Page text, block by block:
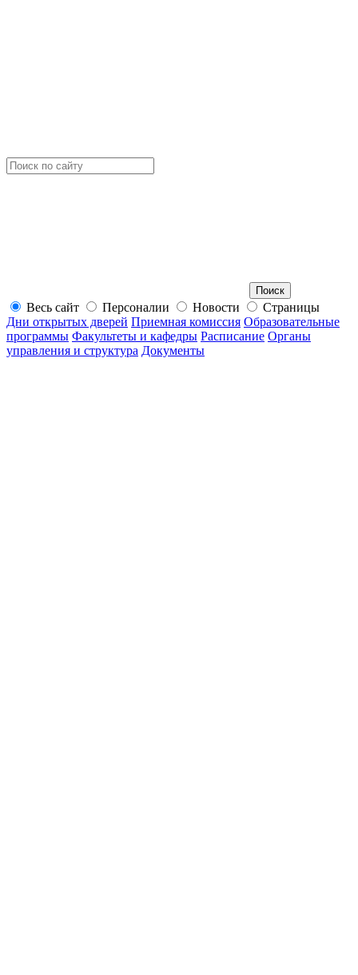
Весь сайт Персоналии Новости
Страницы
Дни открытых дверей Приемная комиссия Образовательные
программы Факультеты и кафедры Расписание Органы
управления и структура Документы